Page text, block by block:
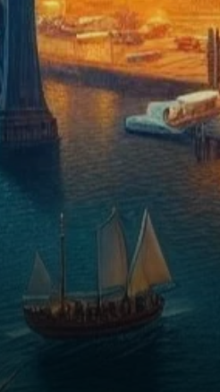
des
analystes de
revu à…